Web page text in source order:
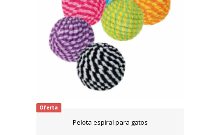
Oferta
Pelota espiral para gatos